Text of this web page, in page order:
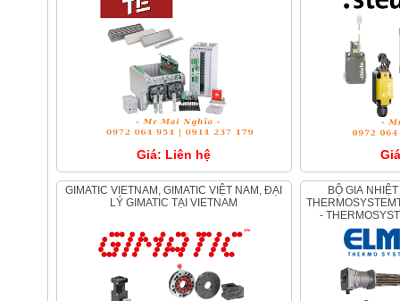
Giá: Liên hệ
GIMATIC VIETNAM, GIMATIC VIỆT NAM, ĐẠI
LÝ GIMATIC TẠI VIETNAM
BỘ GIA NHIỆT - MÁY SƯỞI ELMESS
-